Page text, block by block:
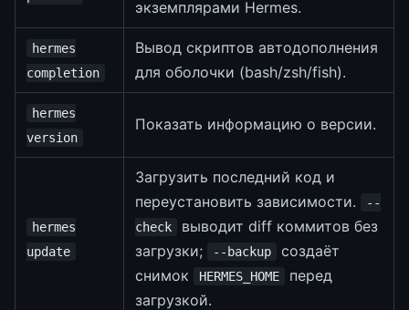
экземплярами Hermes.
hermes
completion
Вывод скриптов автодополнения
для оболочки (bash/zsh/fish).
hermes
version
Показать информацию о версии.
hermes
update
Загрузить последний код и
переустановить зависимости.
--
check
выводит diff коммитов без
загрузки;
--backup
создаёт
снимок
HERMES_HOME
перед
загрузкой.